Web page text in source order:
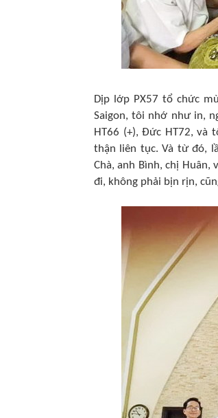
Dịp lớp PX57 tổ chức
Saigon, tôi nhớ như in,
HT66 (+), Đức HT72, và
thận liên tục. Và từ đó,
Chà, anh Bình, chị
đi, không phải bịn rịn,